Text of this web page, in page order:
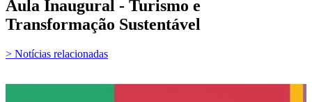
Aula Inaugural - Turismo e
Transformação Sustentável
> Notícias relacionadas